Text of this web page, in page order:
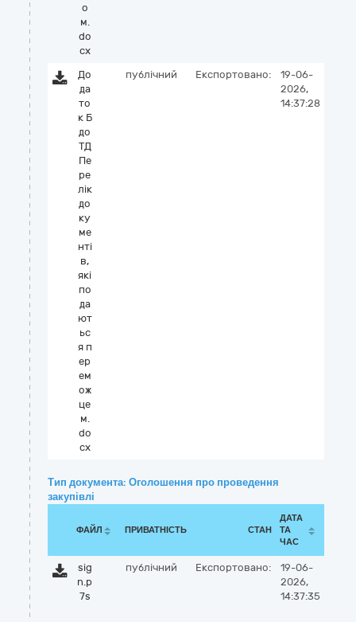
о
м.
do
cx
До
да
то
к Б
до
ТД
Пе
ре
лік
до
ку
ме
нті
в,
які
по
да
ют
ьс
я п
ер
ем
ож
це
м.
do
cx
публічний Експортовано:
19-06-
2026,
14:37:28
Тип документа: Оголошення про проведення
закупівлі
ФАЙЛ ПРИВАТНІСТЬ СТАН
ДАТА
ТА
ЧАС
sig
n.p
7s
публічний Експортовано:
19-06-
2026,
14:37:35